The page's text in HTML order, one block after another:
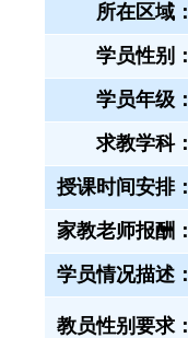
所在区域：
学员性别：
学员年级：
求教学科：
授课时间安排：
家教老师报酬：
学员情况描述：
教员性别要求：